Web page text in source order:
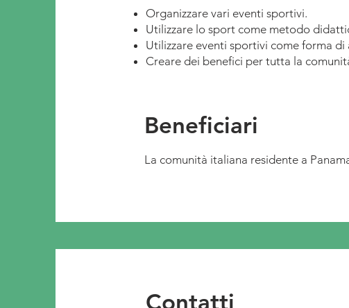
Organizzare vari eventi sportivi.
Utilizzare lo sport come metodo
Utilizzare eventi sportivi come forma
Creare dei benefici per tutta la
Beneficiari
La comunità italiana residente a
Contatti